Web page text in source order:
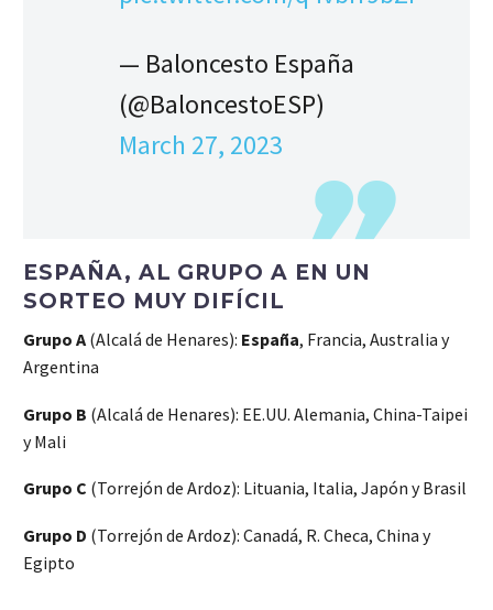
— Baloncesto España
(@BaloncestoESP)
March 27, 2023
ESPAÑA, AL GRUPO A EN UN
SORTEO MUY DIFÍCIL
Grupo A(Alcalá de Henares): España, Francia, Australia y
Argentina
Grupo B (Alcalá de Henares): EE.UU. Alemania, China-Taipei
y Mali
Grupo C (Torrejón de Ardoz): Lituania, Italia, Japón y Brasil
Grupo D (Torrejón de Ardoz): Canadá, R. Checa, China y
Egipto